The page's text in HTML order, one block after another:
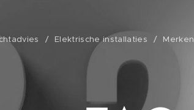
Elektrische installaties Merken